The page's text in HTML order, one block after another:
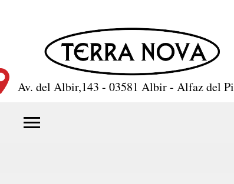
Av. del Albir,143 - 03581 Albir - Alfaz del Pi